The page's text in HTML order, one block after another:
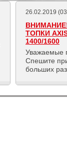
26.02.2019
ТОПКИ
1400/1600
Уважаемые
Спешите
больших